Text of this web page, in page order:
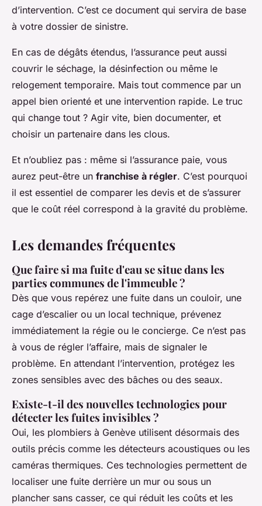
d’intervention. C’est ce document qui servira de base
à votre dossier de sinistre.
En cas de dégâts étendus, l’assurance peut aussi
couvrir le séchage, la désinfection ou même le
relogement temporaire. Mais tout commence par un
appel bien orienté et une intervention rapide. Le truc
qui change tout ? Agir vite, bien documenter, et
choisir un partenaire dans les clous.
Et n’oubliez pas : même si l’assurance paie, vous
aurez peut-être un franchise à régler. C’est pourquoi
il est essentiel de comparer les devis et de s’assurer
que le coût réel correspond à la gravité du problème.
Les demandes fréquentes
Que faire si ma fuite d'eau se situe dans les
parties communes de l'immeuble ?
Dès que vous repérez une fuite dans un couloir, une
cage d’escalier ou un local technique, prévenez
immédiatement la régie ou le concierge. Ce n’est pas
à vous de régler l’affaire, mais de signaler le
problème. En attendant l’intervention, protégez les
zones sensibles avec des bâches ou des seaux.
Existe-t-il des nouvelles technologies pour
détecter les fuites invisibles ?
Oui, les plombiers à Genève utilisent désormais des
outils précis comme les détecteurs acoustiques ou les
caméras thermiques. Ces technologies permettent de
localiser une fuite derrière un mur ou sous un
plancher sans casser, ce qui réduit les coûts et les